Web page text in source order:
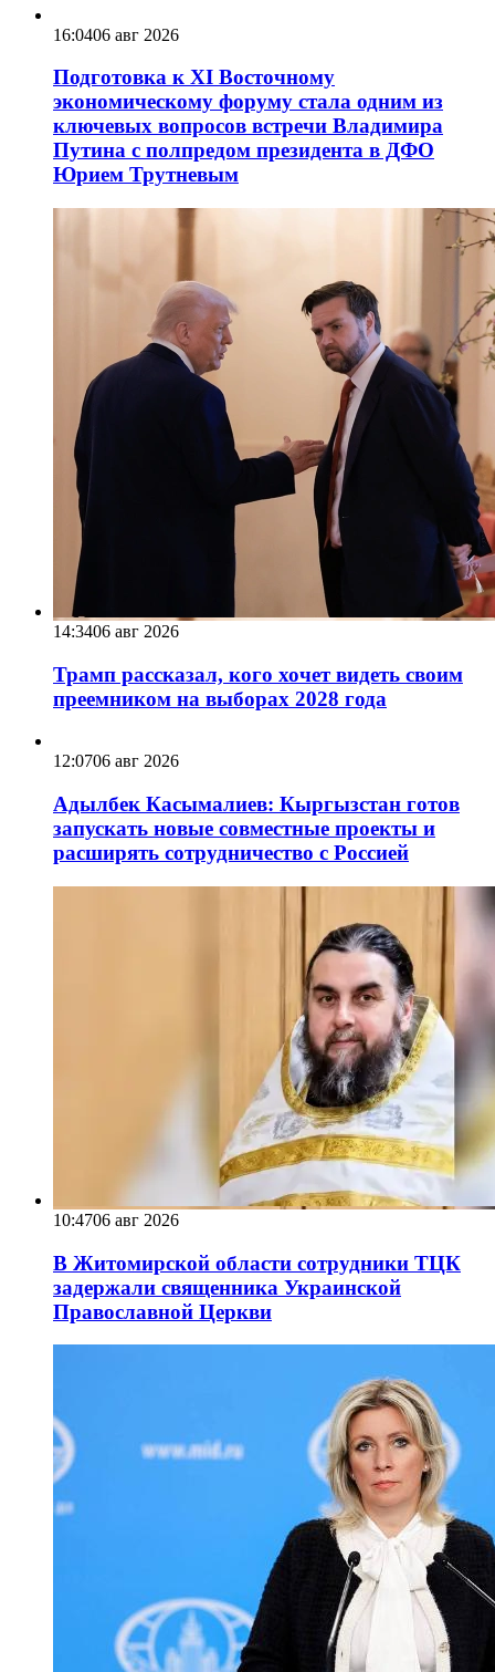
16:0406 авг 2026
Подготовка к XI Восточному
экономическому форуму стала одним из
ключевых вопросов встречи Владимира
Путина с полпредом президента в ДФО
Юрием Трутневым
14:3406 авг 2026
Трамп рассказал, кого хочет видеть своим
преемником на выборах 2028 года
12:0706 авг 2026
Адылбек Касымалиев: Кыргызстан готов
запускать новые совместные проекты и
расширять сотрудничество с Россией
10:4706 авг 2026
В Житомирской области сотрудники ТЦК
задержали священника Украинской
Православной Церкви